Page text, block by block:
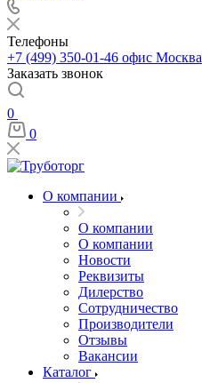
Телефоны
+7 (499) 350-01-46 офис Москва
Заказать звонок
0
0
О компании
О компании
О компании
Новости
Реквизиты
Дилерство
Сотрудничество
Производители
Отзывы
Вакансии
Каталог